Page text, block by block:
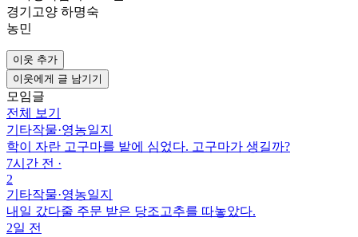
경기고양 하명숙
농민
이웃 추가
이웃에게 글 남기기
모임글
전체 보기
기타작물·영농일지
학이 자란 고구마를 밭에 심었다. 고구마가 생길까?
7시간 전 ·
2
기타작물·영농일지
내일 갔다줄 주문 받은 당조고추를 따놓았다.
2일 전